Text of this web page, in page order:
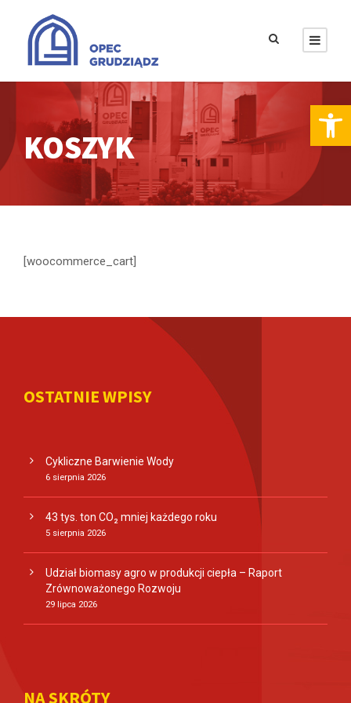
Otwórz pasek narzędzi
KOSZYK
[woocommerce_cart]
OSTATNIE WPISY
Cykliczne Barwienie Wody
6 sierpnia 2026
43 tys. ton CO₂ mniej każdego roku
5 sierpnia 2026
Udział biomasy agro w produkcji ciepła – Raport
Zrównoważonego Rozwoju
29 lipca 2026
NA SKRÓTY